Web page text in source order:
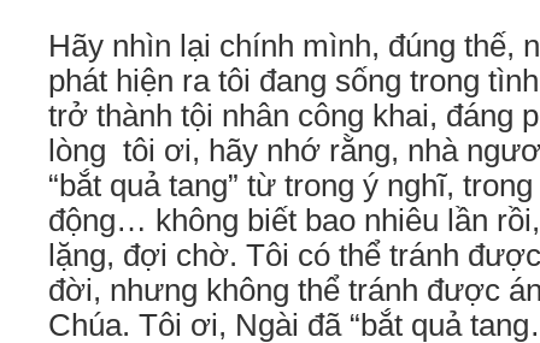
Hãy nhìn lại chính mình, đúng thế,
phát hiện ra tôi đang sống trong
trở thành tội nhân công khai, đáng
lòng tôi ơi, hãy nhớ rằng, nhà
“bắt quả tang” từ trong ý nghĩ,
động… không biết bao nhiêu lần
lặng, đợi chờ. Tôi có thể tránh
đời, nhưng không thể tránh được
Chúa. Tôi ơi, Ngài đã “bắt quả